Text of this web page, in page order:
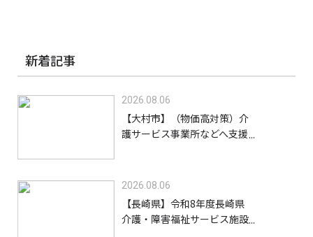
新着記事
2026.08.06
【大村市】（物価高対策）介
護サービス事業所などへ支援
2026.08.06
【長崎県】令和8年度長崎県
介護・障害福祉サービス施設